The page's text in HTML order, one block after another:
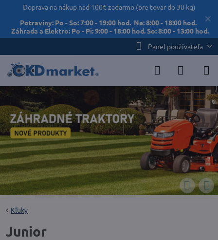
✕
Doprava na nákup nad 100€ zadarmo (pre tovar do 30 kg)
Potraviny: Po - So: 7:00 - 19:00 hod. Ne: 8:00 - 18:00 hod.
Záhrada a Elektro: Po - Pi: 9:00 - 18:00 hod. So: 8:00 - 13:00 hod.
Panel používateľa
Kľuky
Junior